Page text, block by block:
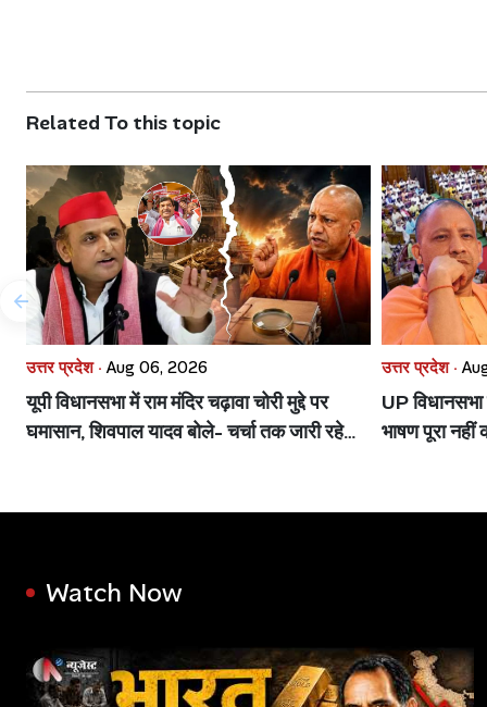
Related To this topic
उत्तर प्रदेश · Aug 06, 2026
यूपी विधानसभा में राम मंदिर चढ़ावा चोरी मुद्दे पर
घमासान, शिवपाल यादव बोले- चर्चा तक जारी रहेगा
उत्तर प्रदेश ·
UP
भाषण पूरा
Watch Now